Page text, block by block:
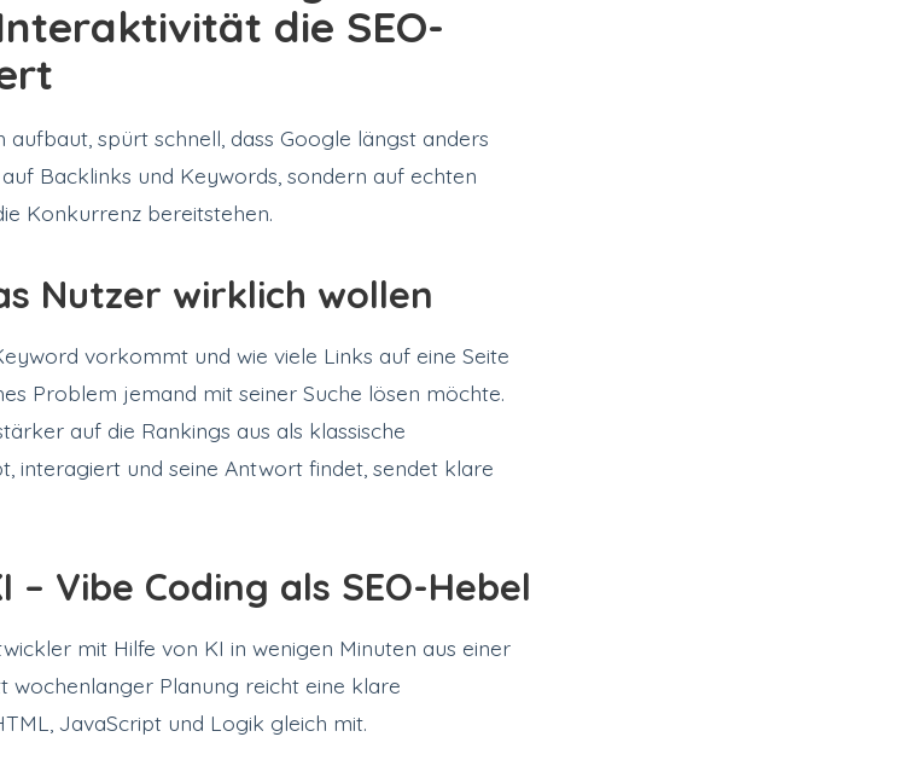
die SEO-
spürt schnell, dass Google längst anders
Backlinks und Keywords, sondern auf echten
Konkurrenz bereitstehen.
Nutzer wirklich wollen
vorkommt und wie viele Links auf eine Seite
Problem jemand mit seiner Suche lösen möchte.
auf die Rankings aus als klassische
interagiert und seine Antwort findet, sendet klare
Vibe Coding als SEO-Hebel
mit Hilfe von KI in wenigen Minuten aus einer
wochenlanger Planung reicht eine klare
JavaScript und Logik gleich mit.